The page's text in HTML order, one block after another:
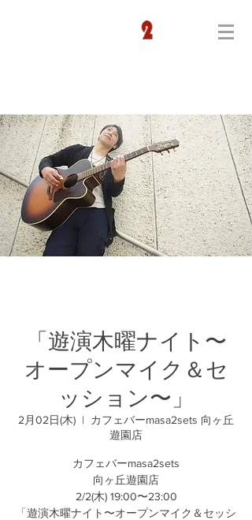
「遊演木曜ナイト〜
オープンマイク＆セ
ッション〜」
2月02日(木)
  |
カフェバーmasa2sets 向ヶ丘
遊園店
カフェバーmasa2sets
向ヶ丘遊園店
2/2(木) 19:00〜23:00
「遊演木曜ナイト〜オープンマイク＆セッシ